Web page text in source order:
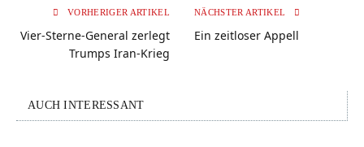
VORHERIGER ARTIKEL
Vier-Sterne-General zerlegt
Trumps Iran-Krieg
NÄCHSTER ARTIKEL
Ein zeitloser Appell
AUCH INTERESSANT